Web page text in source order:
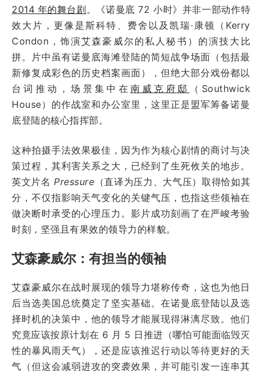
2014 年的舞台剧 。《诺曼底 72 小时》并非一部动作特
效大片，更像是斯科特、费舍以及凯瑞·康顿（Kerry
Condon，饰演艾森豪威尔的私人秘书）的演技大比
拼。片中虽有诺曼底海滩登陆的简短战争场面（包括最
新修复成彩色的历史档案画面），但绝大部分戏份都以
台词推动，场景集中在 南威克府邸
（Southwick
House）的作战室和办公室里，这里正是盟军筹备诺曼
底登陆的核心指挥部。
这种拍摄手法效果极佳，因为作为核心剧情的商讨与决
策过程，其利害关系之大，已经到了生死攸关的地步。
英文片名 Pressure （直译为压力、大气压）取得恰如其
分，不仅指影响天气变化的关键气压，也指这些领袖在
做决断时承受的心理压力。影片成功刻画了在严峻考验
时刻，坚强且有果效的领导力的样貌。
艾森豪威尔：有担当的领袖
艾森豪威尔在战时展现的领导力堪称传奇，这也为他日
后当选美国总统奠定了坚实基础。在诺曼底登陆以及选
择时机的决策中，他的领导才能展现得淋漓尽致。他们
究竟应该按原计划在 6 月 5 日推进（哪怕可能面临毁灭
性的暴风雨天气），还是应该推迟行动以等待更好的天
气（但这会减弱进攻的突袭效果，并可能引发一连串其